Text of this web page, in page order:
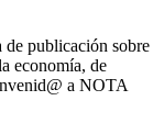
publicación sobre
economía, de
a NOTA